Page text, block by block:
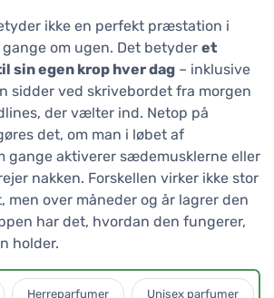
ikke en perfekt præstation i
om ugen. Det betyder et
sin egen krop hver dag – inklusive
sidder ved skrivebordet fra morgen
der vælter ind. Netop på
det, om man i løbet af
gange aktiverer sædemusklerne eller
nakken. Forskellen virker ikke stor
men over måneder og år lagrer den
har det, hvordan den fungerer,
holder.
Herreparfumer Unisex parfumer